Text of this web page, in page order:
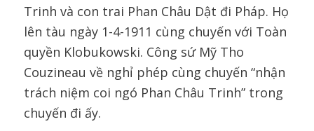
Trinh và con trai Phan Châu Dật đi Pháp. Họ
lên tàu ngày 1-4-1911 cùng chuyến với Toàn
quyền Klobukowski. Công sứ Mỹ Tho
Couzineau về nghỉ phép cùng chuyến “nhận
trách niệm coi ngó Phan Châu Trinh” trong
chuyến đi ấy.